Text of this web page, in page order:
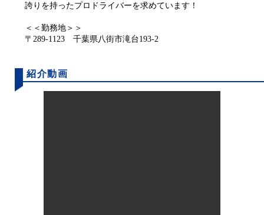
誇りを持ったプロドライバーを求めています！
＜＜勤務地＞＞
〒289-1123 千葉県八街市滝台193-2
紹介動画